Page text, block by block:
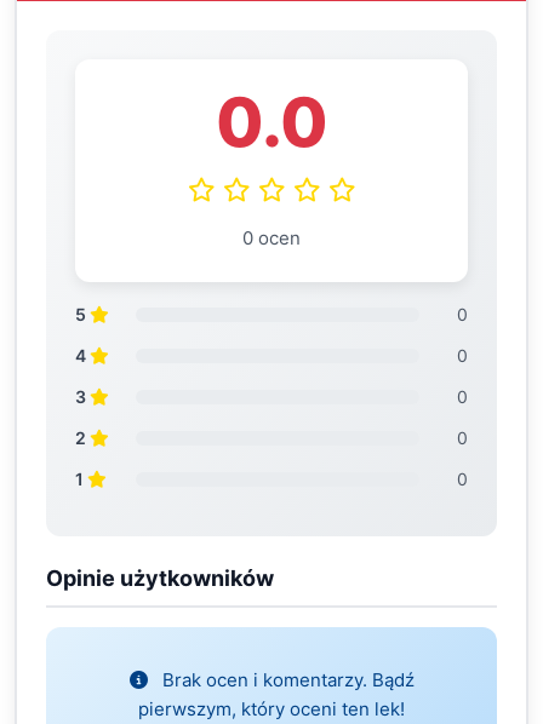
0.0
0 ocen
5
0
4
0
3
0
2
0
1
0
Opinie użytkowników
Brak ocen i komentarzy. Bądź
pierwszym, który oceni ten lek!